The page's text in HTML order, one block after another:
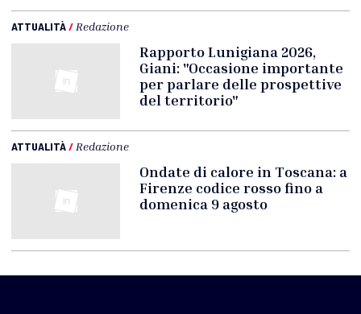
ATTUALITÀ/ Redazione
Rapporto Lunigiana 2026,
Giani: "Occasione importante
per parlare delle prospettive
del territorio"
ATTUALITÀ/ Redazione
Ondate di calore in Toscana: a
Firenze codice rosso fino a
domenica 9 agosto